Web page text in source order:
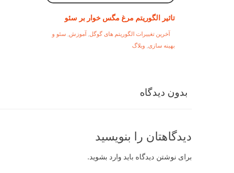
تاثیر الگوریتم مرغ مگس خوار بر سئو
آخرین تغییرات الگوریتم های گوگل, آموزش, سئو و
بهینه سازی, وبلاگ
بدون دیدگاه
دیدگاهتان را بنویسید
برای نوشتن دیدگاه باید وارد بشوید.